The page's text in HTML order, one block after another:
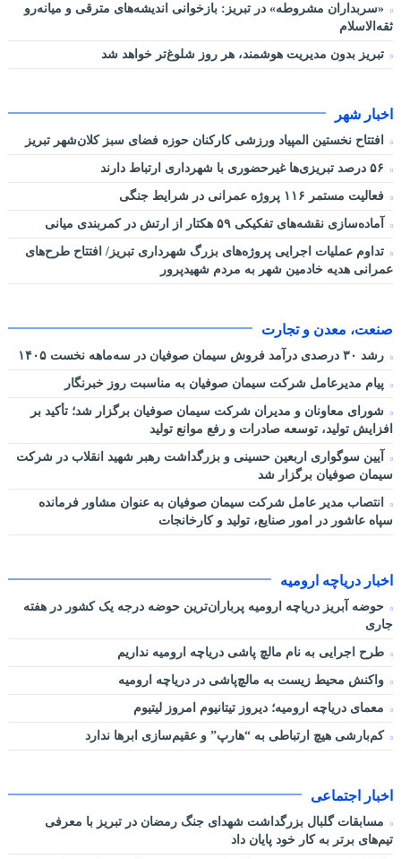
«سربداران مشروطه» در تبریز: بازخوانی اندیشه‌های مترقی و میانه‌رو
ثقه‌الاسلام
تبریز بدون مدیریت هوشمند، هر روز شلوغ‌تر خواهد شد
اخبار شهر
افتتاح نخستین المپیاد ورزشی کارکنان حوزه فضای سبز کلان‌شهر تبریز
فعالیت مستمر ۱۱۶ پروژه عمرانی در شرایط جنگی
آماده‌سازی نقشه‌های تفکیکی ۵۹ هکتار از ارتش در کمربندی میانی
تداوم عملیات اجرایی پروژه‌های بزرگ شهرداری تبریز/ افتتاح طرح‌های
عمرانی هدیه خادمین شهر به مردم شهیدپرور
صنعت، معدن و تجارت
رشد ۳۰ درصدی درآمد فروش سیمان صوفیان در سه‌ماهه نخست ۱۴۰۵
پیام مدیرعامل شرکت سیمان صوفیان به مناسبت روز خبرنگار
شورای معاونان و مدیران شرکت سیمان صوفیان برگزار شد؛ تأکید بر
افزایش تولید، توسعه صادرات و رفع موانع تولید
آیین سوگواری اربعین حسینی و بزرگداشت رهبر شهید انقلاب در شرکت
سیمان صوفیان برگزار شد
انتصاب مدیر عامل شرکت سیمان صوفیان به عنوان مشاور فرمانده
سپاه عاشور در امور صنایع، تولید و کارخانجات
اخبار دریاچه ارومیه
حوضه آبریز دریاچه ارومیه پرباران‌ترین حوضه‌ درجه یک کشور در هفته
جاری
طرح اجرایی به نام مالچ پاشی دریاچه ارومیه نداریم
واکنش محیط زیست به مالچ‌پاشی در دریاچه ارومیه
معمای دریاچه ارومیه؛ دیروز تیتانیوم امروز لیتیوم
کم‌بارشی هیچ ارتباطی به “هارپ” و عقیم‌سازی ابرها ندارد
اخبار اجتماعی
مسابقات گلبال بزرگداشت شهدای جنگ رمضان در تبریز با معرفی
تیم‌های برتر به کار خود پایان داد